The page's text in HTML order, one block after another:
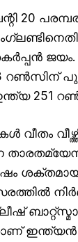
20
തകർപ്പൻ
251
വീതം
ഇന്ത്യൻ